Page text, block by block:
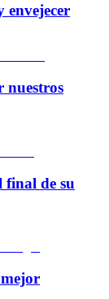
envejecer
nuestros
final de su